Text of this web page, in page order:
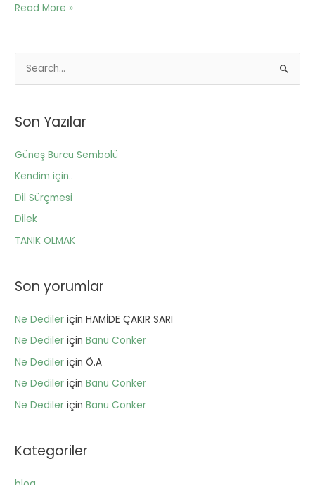
Read More »
r
o
r
:
Son Yazılar
Güneş Burcu Sembolü
Kendim için..
Dil Sürçmesi
Dilek
TANIK OLMAK
Son yorumlar
Ne Dediler içinHAMİDE ÇAKIR SARI
Ne Dediler içinBanu Conker
Ne Dediler içinÖ.A
Ne Dediler içinBanu Conker
Ne Dediler içinBanu Conker
Kategoriler